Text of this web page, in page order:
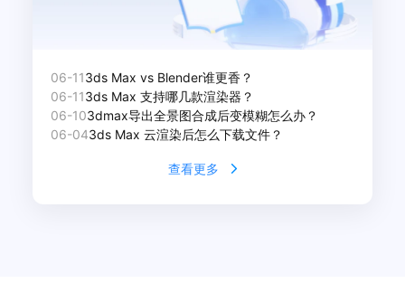
06-113ds Max vs Blender谁更香？
06-113ds Max 支持哪几款渲染器？
06-103dmax导出全景图合成后变模糊怎么办？
06-043ds Max 云渲染后怎么下载文件？
查看更多